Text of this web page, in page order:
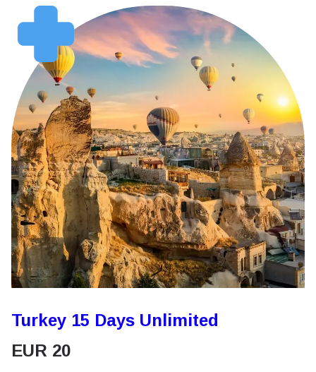
Turkey 15 Days Unlimited
EUR 20